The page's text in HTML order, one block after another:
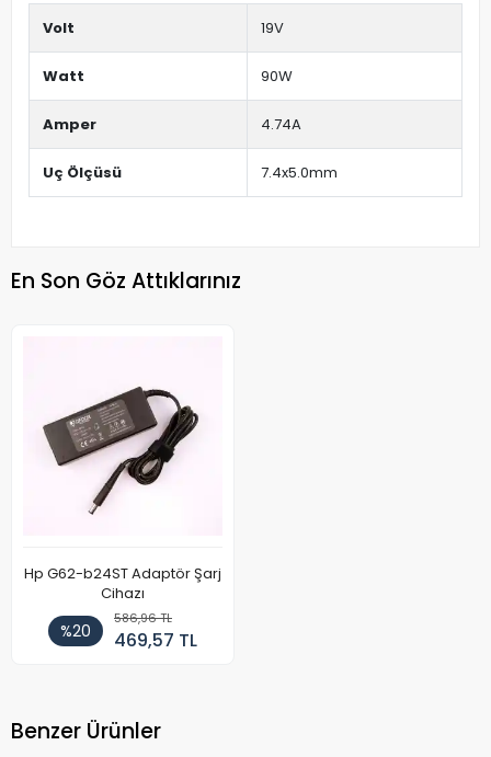
Volt 19V
Watt 90W
Amper 4.74A
Uç Ölçüsü 7.4x5.0mm
En Son Göz Attıklarınız
Hp G62-b24ST Adaptör Şarj
Cihazı
%20
586,96 TL
469,57 TL
Benzer Ürünler